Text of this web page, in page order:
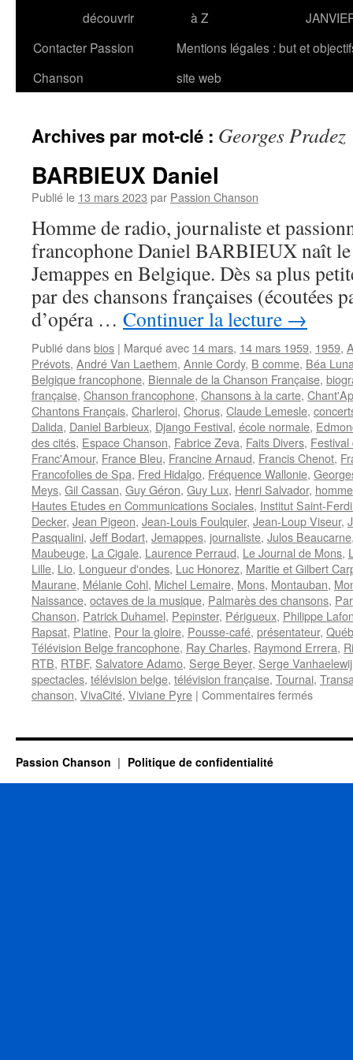
découvrir
à Z
Contacter Passion
Chanson
Mentions légales : but et
site web
Archives par mot-clé : Georges Pradez
BARBIEUX Daniel
Publié le 13 mars 2023 par Passion Chanson
Homme de radio, journaliste et
francophone Daniel BARBIEUX naît
Jemappes en Belgique. Dès sa plus
par des chansons françaises (écoutées
d’opéra … Continuer la lecture →
Publié dansbios | Marqué avec 14 mars, 14 mars 1959, 1959,
Prévots, André Van Laethem, Annie Cordy, B comme, Béa
Belgique francophone, Biennale de la Chanson Française,
française, Chanson francophone, Chansons à la carte,
Chantons Français, Charleroi, Chorus, Claude Lemesle,
Dalida, Daniel Barbieux, Django Festival, école normale,
des cités, Espace Chanson, Fabrice Zeva, Faits Divers,
Franc'Amour, France Bleu, Francine Arnaud, Francis Chenot,
Francofolies de Spa, Fred Hidalgo, Fréquence Wallonie,
Meys, Gil Cassan, Guy Géron, Guy Lux, Henri Salvador,
Hautes Etudes en Communications Sociales, Institut Saint-
Decker, Jean Pigeon, Jean-Louis Foulquier, Jean-Loup Viseur,
Pasqualini, Jeff Bodart, Jemappes, journaliste, Julos Beaucarne
Maubeuge, La Cigale, Laurence Perraud, Le Journal de Mons,
Lille, Lio, Longueur d'ondes, Luc Honorez, Maritie et Gilbert
Maurane, Mélanie Cohl, Michel Lemaire, Mons, Montauban,
Naissance, octaves de la musique, Palmarès des chansons,
Chanson, Patrick Duhamel, Pepinster, Périgueux, Philippe
Rapsat, Platine, Pour la gloire, Pousse-café, présentateur,
Télévision Belge francophone, Ray Charles, Raymond Errera,
RTB, RTBF, Salvatore Adamo, Serge Beyer, Serge
spectacles, télévision belge, télévision française, Tournai,
chanson, VivaCité, Viviane Pyre | Commentaires ferméssur
Passion Chanson Politique de confidentialité